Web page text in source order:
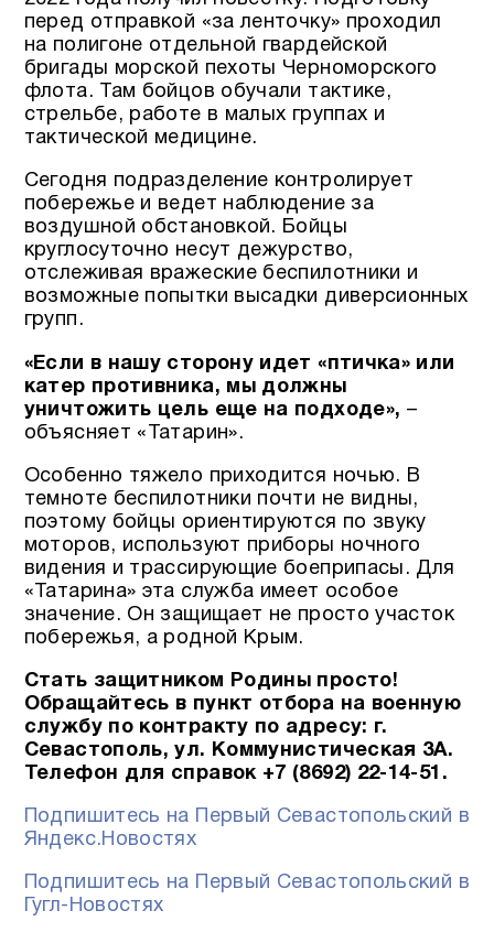
перед отправкой «за ленточку» проходил
на полигоне отдельной гвардейской
бригады морской пехоты Черноморского
флота. Там бойцов обучали тактике,
стрельбе, работе в малых группах и
тактической медицине.
Сегодня подразделение контролирует
побережье и ведет наблюдение за
воздушной обстановкой. Бойцы
круглосуточно несут дежурство,
отслеживая вражеские беспилотники и
возможные попытки высадки диверсионных
групп.
«Если в нашу сторону идет «птичка» или
катер противника, мы должны
уничтожить цель еще на подходе», –
объясняет «Татарин».
Особенно тяжело приходится ночью. В
темноте беспилотники почти не видны,
поэтому бойцы ориентируются по звуку
моторов, используют приборы ночного
видения и трассирующие боеприпасы. Для
«Татарина» эта служба имеет особое
значение. Он защищает не просто участок
побережья, а родной Крым.
Стать защитником Родины просто!
Обращайтесь в пункт отбора на военную
службу по контракту по адресу: г.
Севастополь, ул. Коммунистическая 3А.
Телефон для справок +7 (8692) 22-14-51.
Подпишитесь на Первый Севастопольский в
Яндекс.Новостях
Подпишитесь на Первый Севастопольский в
Гугл-Новостях